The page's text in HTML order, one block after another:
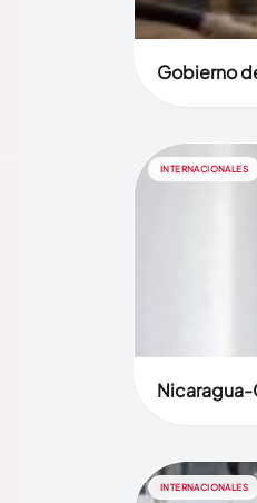
Gobierno
INTERNACIONALES
Nicaragua-
INTERNACIONALES